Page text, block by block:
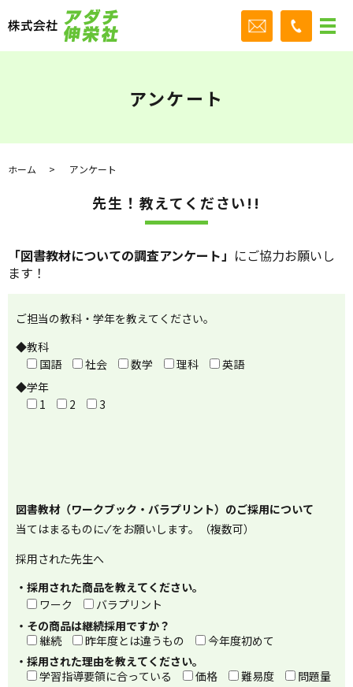
アンケート
ホーム アンケート
先生！教えてください!!
「図書教材についての調査アンケート」 にご協力お願いし
ます！
ご担当の教科・学年を教えてください。
◆教科
国語
社会 数学 理科
英語
◆学年
1
2 3
図書教材（ワークブック・バラプリント）のご採用について
当てはまるものに✓をお願いします。（複数可）
採用された先生へ
・採用された商品を教えてください。
ワーク
バラプリント
・その商品は継続採用ですか？
継続
昨年度とは違うもの
今年度初めて
・採用された理由を教えてください。
学習指導要領に合っている
価格 難易度
問題量